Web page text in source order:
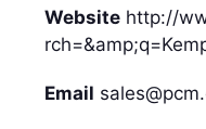
Website http://
Email